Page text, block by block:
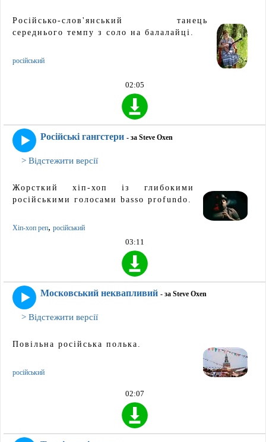
Російсько-слов'янський танець
середнього темпу з соло на балалайці.
російський
02:05
Російські гангстери - за Steve Oxen
> Відстежити версії
Жорсткий хіп-хоп із глибокими
російськими голосами basso profundo.
Хіп-хоп реп, російський
03:11
Московський неквапливий - за Steve Oxen
> Відстежити версії
Повільна російська полька.
російський
02:07